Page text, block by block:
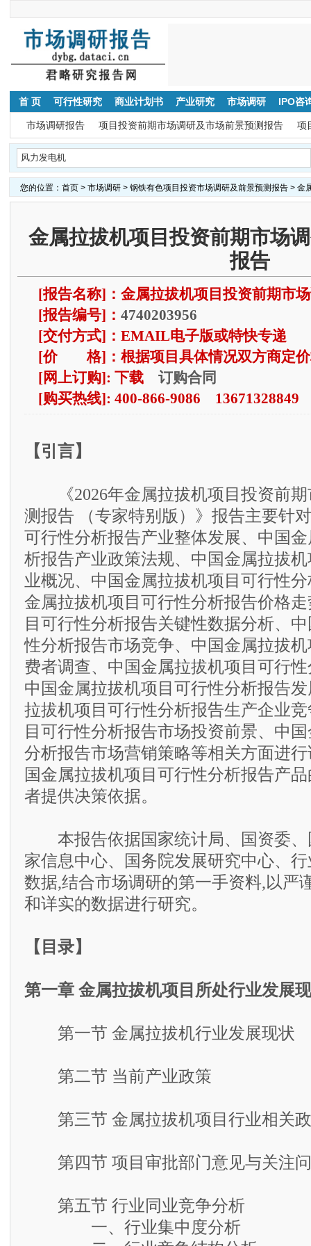
首 页 可行性研究 商业计划书 产业研究 市场调研 IPO咨
市场调研报告 项目投资前期市场调研及市场前景预测报告 项
您的位置： 首页> 市场调研> 钢铁有色项目投资市场调研及前景预测报告> 金
金属拉拔机项目投资前期市场
报告
[报告名称]：金属拉拔机项目投资前期市
[报告编号]： 4740203956
[交付方式]：EMAIL电子版或特快专递
[价 格]：根据项目具体情况双方商定
[网上订购]: 下载 订购合同
[购买热线]: 400-866-9086 13671328849
【引言】
《2026年金属拉拔机项目投资前期
测报告 （专家特别版）》报告主要针
可行性分析报告产业整体发展、中国
析报告产业政策法规、中国金属拉拔
业概况、中国金属拉拔机项目可行性
金属拉拔机项目可行性分析报告价格
目可行性分析报告关键性数据分析、
性分析报告市场竞争、中国金属拉拔
费者调查、中国金属拉拔机项目可行
中国金属拉拔机项目可行性分析报告
拉拔机项目可行性分析报告生产企业
目可行性分析报告市场投资前景、中
分析报告市场营销策略等相关方面进
国金属拉拔机项目可行性分析报告产
者提供决策依据。
本报告依据国家统计局、国资委、
家信息中心、国务院发展研究中心、
数据,结合市场调研的第一手资料,以严
和详实的数据进行研究。
【目录】
第一章 金属拉拔机项目所处行业发展
第一节 金属拉拔机行业发展现状
第二节 当前产业政策
第三节 金属拉拔机项目行业相关
第四节 项目审批部门意见与关注
第五节 行业同业竞争分析
一、行业集中度分析